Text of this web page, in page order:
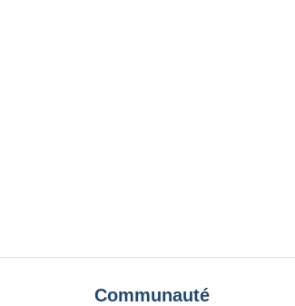
Communauté